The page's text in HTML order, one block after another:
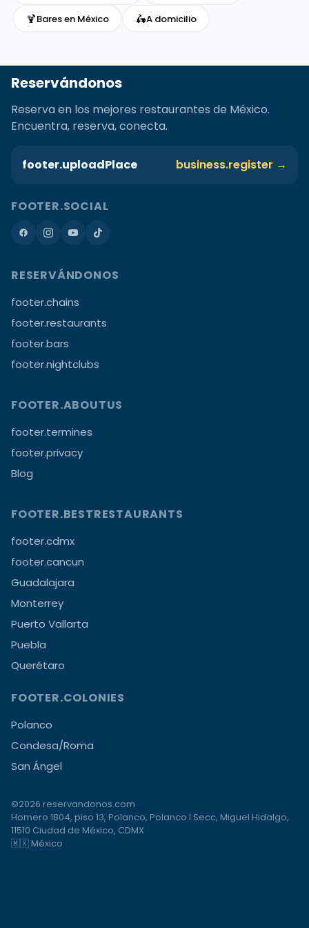
🍹Bares en México 🛵A domicilio
Reservándonos
Reserva en los mejores restaurantes de México.
Encuentra, reserva, conecta.
footer.uploadPlace business.register →
FOOTER.SOCIAL
RESERVÁNDONOS
footer.chains
footer.restaurants
footer.bars
footer.nightclubs
FOOTER.ABOUTUS
footer.termines
footer.privacy
Blog
FOOTER.BESTRESTAURANTS
footer.cdmx
footer.cancun
Guadalajara
Monterrey
Puerto Vallarta
Puebla
Querétaro
FOOTER.COLONIES
Polanco
Condesa/Roma
San Ángel
©2026 reservandonos.com
Homero 1804, piso 13, Polanco, Polanco I Secc, Miguel Hidalgo,
11510 Ciudad de México, CDMX
🇲🇽 México